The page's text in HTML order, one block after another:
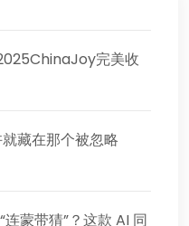
完美收
藏在那个被忽略
蒙带猜”？这款 AI 同